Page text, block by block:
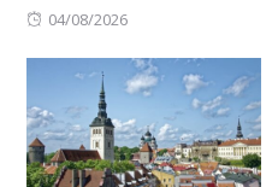
Posted
04/08/2026